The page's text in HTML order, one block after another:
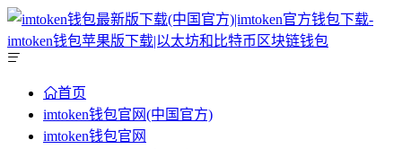
首页
imtoken钱包官网(中国官方)
imtoken钱包官网